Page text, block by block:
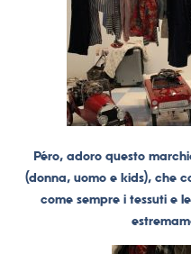
Péro, adoro questo
(donna, uomo e kids), che
come sempre i tessuti e